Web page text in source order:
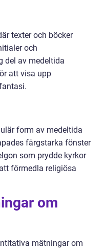
texter och böcker
och
del av medeltida
att visa upp
form av medeltida
färgstarka fönster
som prydde kyrkor
förmedla religiösa
om
mätningar om